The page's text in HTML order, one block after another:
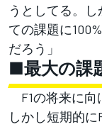
うとしてる。
ての課題に
だろう」
■最大の課
F1の将来に向
しかし短期的